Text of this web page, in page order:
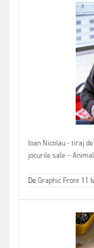
Ioan Nicolau - tiraj
jocurile sale –
DeGraphic Front 11